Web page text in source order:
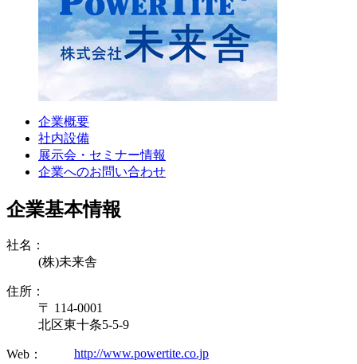
企業概要
社内設備
展示会・セミナー情報
企業へのお問い合わせ
企業基本情報
社名：
(株)未来舎
住所：
〒 114-0001
北区東十条5-5-9
Web： http://www.powertite.co.jp